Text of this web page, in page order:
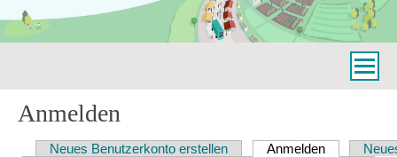
Anmelden
Neues Benutzerkonto erstellen Anmelden(aktiver